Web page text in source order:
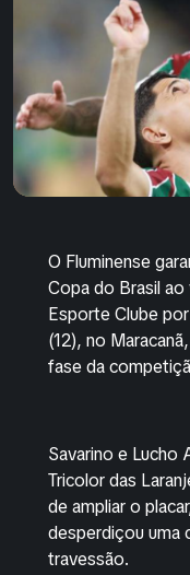
O Fluminense
Copa do Brasil
Esporte Clube
(12), no
fase da
Savarino e Lucho
Tricolor das
de ampliar o
desperdiçou uma
travessão.